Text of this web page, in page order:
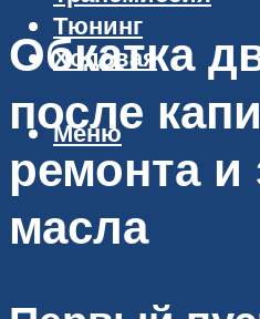
Тюнинг
Ходовая
Меню
Обкатка
после
ремонта и
масла